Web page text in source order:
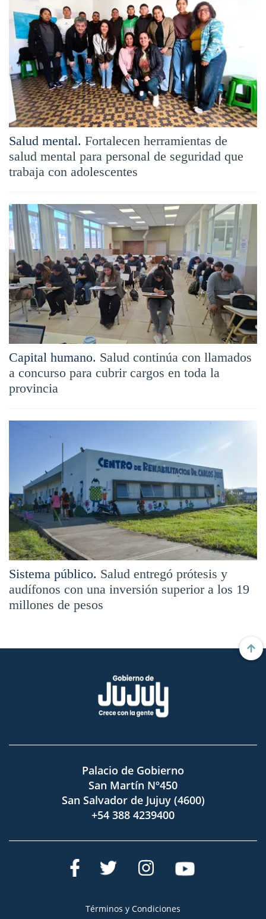
Salud mental. Fortalecen herramientas de
salud mental para personal de seguridad que
trabaja con adolescentes
Capital humano. Salud continúa con llamados
a concurso para cubrir cargos en toda la
provincia
Sistema público. Salud entregó prótesis y
audífonos con una inversión superior a los 19
millones de pesos
Palacio de Gobierno
San Martín Nº450
San Salvador de Jujuy (4600)
+54 388 4239400
Términos y Condiciones